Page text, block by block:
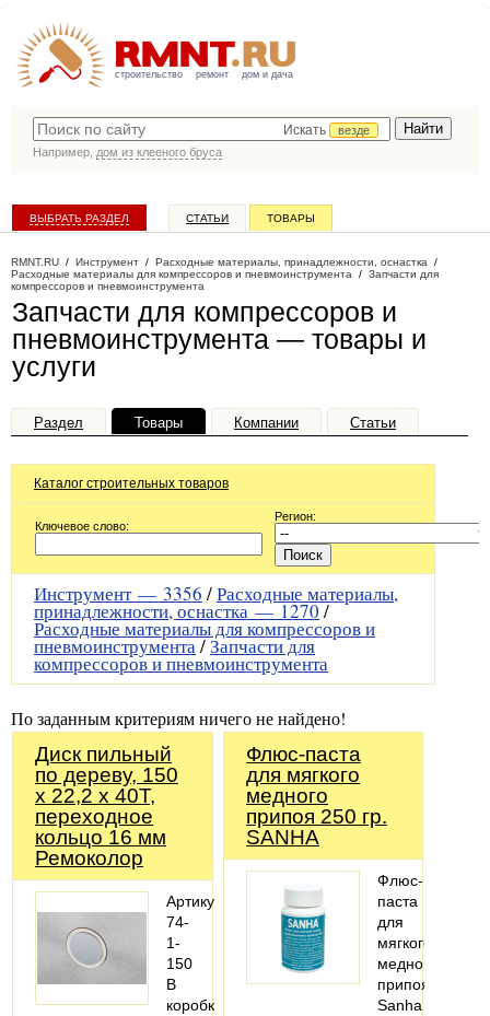
строительство ремонт дом и дача
Искать
везде
Например, дом из клееного бруса
ВЫБРАТЬ РАЗДЕЛ СТАТЬИ ТОВАРЫ
RMNT.RU / Инструмент / Расходные материалы, принадлежности, оснастка /
Расходные материалы для компрессоров и пневмоинструмента / Запчасти для
компрессоров и пневмоинструмента
Запчасти для компрессоров и
пневмоинструмента — товары и
услуги
Раздел Товары Компании Статьи
Каталог строительных товаров
Ключевое слово:
Регион:
Инструмент — 3356 /Расходные материалы,
принадлежности, оснастка —1270/
Расходные материалы для компрессоров и
пневмоинструмента/Запчасти для
компрессоров и пневмоинструмента
По заданным критериям ничего не найдено!
Диск пильный
по дереву, 150
x 22,2 x 40T,
переходное
кольцо 16 мм
Ремоколор
Артикул:
74-
1-
150
В
коробке,
Флюс-паста
для мягкого
медного
припоя 250 гр.
SANHA
Флюс-
паста
для
мягкого
медного
припоя
Sanha